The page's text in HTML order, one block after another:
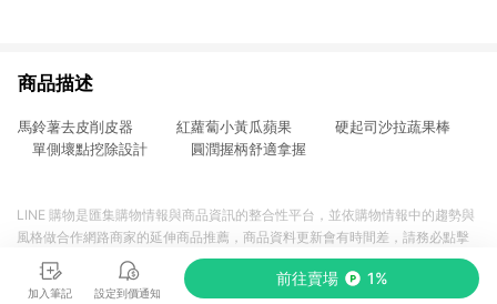
商品描述
馬鈴薯去皮削皮器 紅蘿蔔小黃瓜蘋果 硬起司沙拉蔬果棒
單側壞點挖除設計 圓潤握柄舒適拿握
加入筆記 設定到價通知
前往賣場 1%
LINE 購物是匯集購物情報與商品資訊的整合性平台，並依購物情報中的趨勢與
風格做合作網路商家的延伸商品推薦，商品資料更新會有時間差，請務必點擊
商品至各合作網路商家，確認現售價與購物條件，一切資訊以合作廠商網頁為
準。